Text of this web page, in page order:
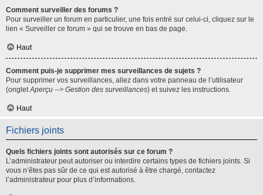
Comment surveiller des forums ?
Pour surveiller un forum en particulier, une fois entré sur celui-ci, cliquez sur le
lien « Surveiller ce forum » qui se trouve en bas de page.
Haut
Comment puis-je supprimer mes surveillances de sujets ?
Pour supprimer vos surveillances, allez dans votre panneau de l’utilisateur
(ongletAperçu --> Gestion des surveillances) et suivez les instructions.
Haut
Fichiers joints
Quels fichiers joints sont autorisés sur ce forum ?
L’administrateur peut autoriser ou interdire certains types de fichiers joints. Si
vous n’êtes pas sûr de ce qui est autorisé à être chargé, contactez
l’administrateur pour plus d’informations.